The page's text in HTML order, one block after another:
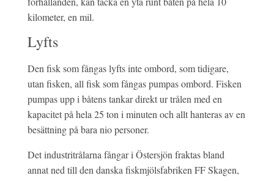
kilometer, en mil.
Lyfts
Den fisk som fångas lyfts inte ombord, som tidigare,
utan fisken, all fisk som fångas pumpas ombord. Fisken
pumpas upp i båtens tankar direkt ur trålen med en
kapacitet på hela 25 ton i minuten och allt hanteras av en
besättning på bara nio personer.
Det industritrålarna fångar i Östersjön fraktas bland
annat ned till den danska fiskmjölsfabriken FF Skagen,